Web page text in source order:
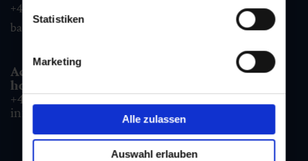
Statistiken
Marketing
Alle zulassen
Auswahl erlauben
+43 6432 3393 560
badgastein@gastein.com
Accommodation information & Booking
hotline:
+43 6432 3393 990
info@gastein.com